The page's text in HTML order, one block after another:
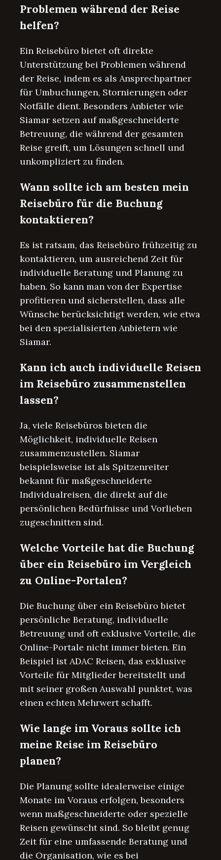
Problemen während der Reise
helfen?
Ein Reisebüro bietet oft direkte
Unterstützung bei Problemen während
der Reise, indem es als Ansprechpartner
für Umbuchungen, Stornierungen oder
Notfälle dient. Besonders Anbieter wie
Siamar setzen auf maßgeschneiderte
Betreuung, die während der gesamten
Reise greift, um Lösungen schnell und
unkompliziert zu finden.
Wann sollte ich am besten mein
Reisebüro für die Buchung
kontaktieren?
Es ist ratsam, das Reisebüro frühzeitig zu
kontaktieren, um ausreichend Zeit für
individuelle Beratung und Planung zu
haben. So kann man von der Expertise
profitieren und sicherstellen, dass alle
Wünsche berücksichtigt werden, wie etwa
bei den spezialisierten Anbietern wie
Siamar.
Kann ich auch individuelle Reisen
im Reisebüro zusammenstellen
lassen?
Ja, viele Reisebüros bieten die
Möglichkeit, individuelle Reisen
zusammenzustellen. Siamar
beispielsweise ist als Spitzenreiter
bekannt für maßgeschneiderte
Individualreisen, die direkt auf die
persönlichen Bedürfnisse und Vorlieben
zugeschnitten sind.
Welche Vorteile hat die Buchung
über ein Reisebüro im Vergleich
zu Online-Portalen?
Die Buchung über ein Reisebüro bietet
persönliche Beratung, individuelle
Betreuung und oft exklusive Vorteile, die
Online-Portale nicht immer bieten. Ein
Beispiel ist ADAC Reisen, das exklusive
Vorteile für Mitglieder bereitstellt und
mit seiner großen Auswahl punktet, was
einen echten Mehrwert schafft.
Wie lange im Voraus sollte ich
meine Reise im Reisebüro
planen?
Die Planung sollte idealerweise einige
Monate im Voraus erfolgen, besonders
wenn maßgeschneiderte oder spezielle
Reisen gewünscht sind. So bleibt genug
Zeit für eine umfassende Beratung und
die Organisation, wie es bei